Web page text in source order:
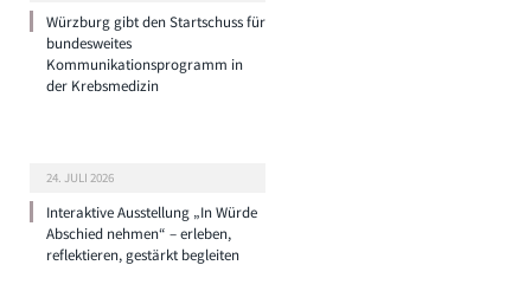
Würzburg gibt den Startschuss für
bundesweites
Kommunikationsprogramm in
der Krebsmedizin
24. JULI 2026
Interaktive Ausstellung „In Würde
Abschied nehmen“ – erleben,
reflektieren, gestärkt begleiten